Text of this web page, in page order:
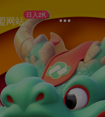
网站 日入2K